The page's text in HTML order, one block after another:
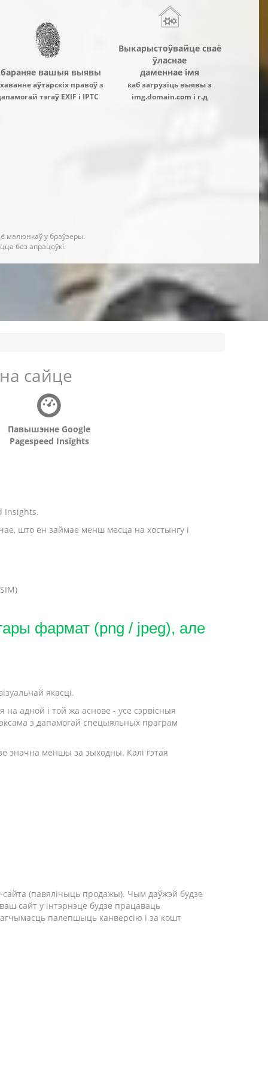
вашыя выявы
аўтарскіх правоў з
тэгаў EXIF і IPTC
Выкарыстоўвайце сваё
ўласнае
даменнае імя
каб загрузіць выявы з
img.domain.com і г.д
малюнкаў у браўзеры.
без апрацоўкі.
сайце
Павышэнне Google
Pagespeed Insights
Insights.
што ён займае менш месца на хостынгу і
фармат (png / jpeg), але
якасці.
адной і той жа аснове - усе сэрвісныя
з дапамогай спецыяльных праграм
значна меншы за зыходны. Калі гэтая
(павялічыць продажы). Чым даўжэй будзе
сайт у інтэрнэце будзе працаваць
палепшыць канверсію і за кошт